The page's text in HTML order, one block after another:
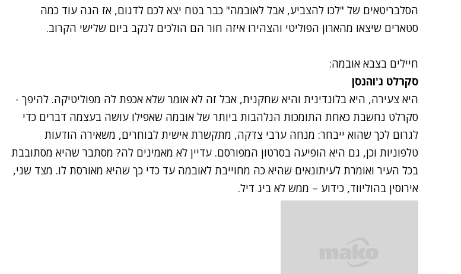
הסלבריטאים של "לכו להצביע, אבל לאובמה" כבר בטח יצא לכם לדגום, אז הנה עוד כמה
סטארים שיצאו מהארון הפוליטי והצהירו איזה חור הם הולכים לנקב ביום שלישי הקרוב.
חיילים בצבא אובמה:
סקרלט ג'והנסן
היא צעירה, היא בלונדינית והיא שחקנית, אבל זה לא אומר שלא אכפת לה מפוליטיקה. להיפך -
סקרלט נחשבת כאחת התומכות הנלהבות ביותר של אובמה שאפילו עושה בעצמה דברים כדי
לגרום לכך שהוא ייבחר: מנחה ערבי צדקה, מתקשרת אישית לבוחרים, משאירה הודעות
טלפוניות וכן, גם היא הופיעה בסרטון המפורסם. עדיין לא מאמינים לה? מסתבר שהיא מסתובבת
בכל העיר ואומרת לעיתונאים שהיא כה מחוייבת לאובמה עד כדי כך שהיא מאורסת לו. מצד שני,
אירוסין בהוליווד, כידוע – ממש לא ביג דיל.